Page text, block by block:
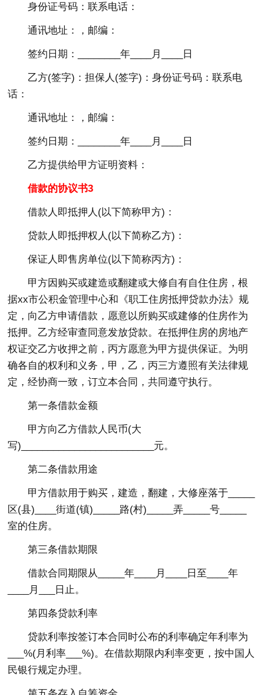
身份证号码：联系电话：
通讯地址：，邮编：
签约日期：________年____月____日
乙方(签字)：担保人(签字)：身份证号码：联系电
话：
通讯地址：，邮编：
签约日期：________年____月____日
乙方提供给甲方证明资料：
借款的协议书3
借款人即抵押人(以下简称甲方)：
贷款人即抵押权人(以下简称乙方)：
保证人即售房单位(以下简称丙方)：
甲方因购买或建造或翻建或大修自有自住住房，根
据xx市公积金管理中心和《职工住房抵押贷款办法》规
定，向乙方申请借款，愿意以所购买或建修的住房作为
抵押。乙方经审查同意发放贷款。在抵押住房的房地产
权证交乙方收押之前，丙方愿意为甲方提供保证。为明
确各自的权利和义务，甲，乙，丙三方遵照有关法律规
定，经协商一致，订立本合同，共同遵守执行。
第一条借款金额
甲方向乙方借款人民币(大
写)_________________________元。
第二条借款用途
甲方借款用于购买，建造，翻建，大修座落于_____
区(县)____街道(镇)_____路(村)_____弄_____号_____
室的住房。
第三条借款期限
借款合同期限从_____年____月____日至____年
____月___日止。
第四条贷款利率
贷款利率按签订本合同时公布的利率确定年利率为
___%(月利率___%)。在借款期限内利率变更，按中国人
民银行规定办理。